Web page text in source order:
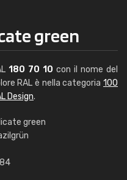
green
180 70 10 con il nome del
RAL è nella categoria100
Design.
green